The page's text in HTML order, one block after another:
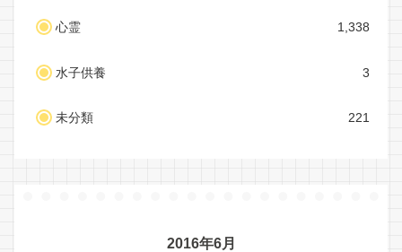
心霊 1,338
水子供養 3
未分類 221
2016年6月